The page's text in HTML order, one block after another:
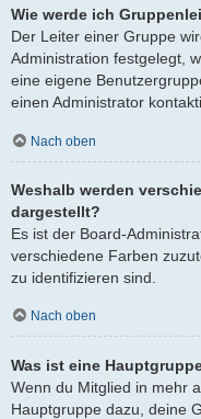
Wie werde ich
Der Leiter einer Gruppe
Administration festgelegt,
eine eigene
einen Administrator
Nach oben
Weshalb werden
dargestellt?
Es ist der Board-
verschiedene Farben
zu identifizieren sind.
Nach oben
Was ist eine
Wenn du Mitglied in mehr
Hauptgruppe dazu, deine